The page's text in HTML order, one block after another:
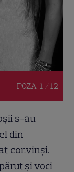
POZA 1 / 12
s-au
din
convinși.
și voci